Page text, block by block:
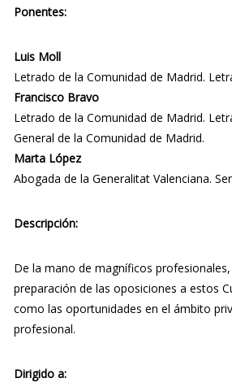
Ponentes:
Luis Moll
Letrado de la Comunidad de Madrid.
Francisco Bravo
Letrado de la Comunidad de Madrid.
General de la Comunidad de Madrid.
Marta López
Abogada de la Generalitat Valenciana.
Descripción:
De la mano de magníficos
preparación de las oposiciones a estos
como las oportunidades en el ámbito
profesional.
Dirigido a: